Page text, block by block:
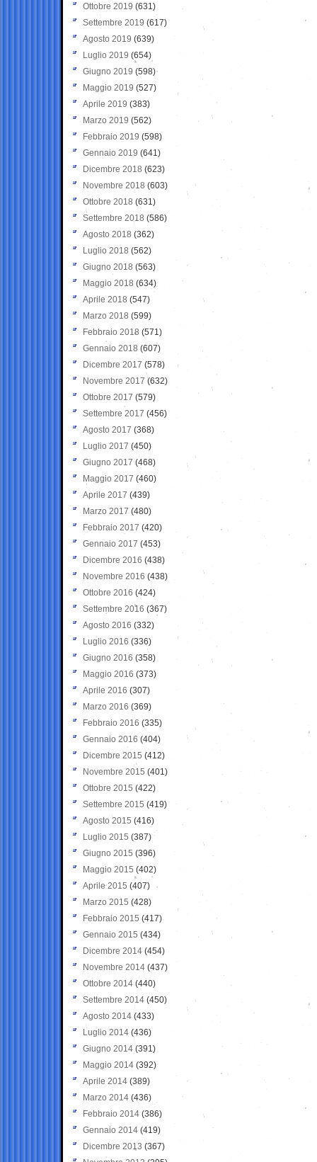
Ottobre 2019 (631)
Settembre 2019 (617)
Agosto 2019 (639)
Luglio 2019 (654)
Giugno 2019 (598)
Maggio 2019 (527)
Aprile 2019 (383)
Marzo 2019 (562)
Febbraio 2019 (598)
Gennaio 2019 (641)
Dicembre 2018 (623)
Novembre 2018 (603)
Ottobre 2018 (631)
Settembre 2018 (586)
Agosto 2018 (362)
Luglio 2018 (562)
Giugno 2018 (563)
Maggio 2018 (634)
Aprile 2018 (547)
Marzo 2018 (599)
Febbraio 2018 (571)
Gennaio 2018 (607)
Dicembre 2017 (578)
Novembre 2017 (632)
Ottobre 2017 (579)
Settembre 2017 (456)
Agosto 2017 (368)
Luglio 2017 (450)
Giugno 2017 (468)
Maggio 2017 (460)
Aprile 2017 (439)
Marzo 2017 (480)
Febbraio 2017 (420)
Gennaio 2017 (453)
Dicembre 2016 (438)
Novembre 2016 (438)
Ottobre 2016 (424)
Settembre 2016 (367)
Agosto 2016 (332)
Luglio 2016 (336)
Giugno 2016 (358)
Maggio 2016 (373)
Aprile 2016 (307)
Marzo 2016 (369)
Febbraio 2016 (335)
Gennaio 2016 (404)
Dicembre 2015 (412)
Novembre 2015 (401)
Ottobre 2015 (422)
Settembre 2015 (419)
Agosto 2015 (416)
Luglio 2015 (387)
Giugno 2015 (396)
Maggio 2015 (402)
Aprile 2015 (407)
Marzo 2015 (428)
Febbraio 2015 (417)
Gennaio 2015 (434)
Dicembre 2014 (454)
Novembre 2014 (437)
Ottobre 2014 (440)
Settembre 2014 (450)
Agosto 2014 (433)
Luglio 2014 (436)
Giugno 2014 (391)
Maggio 2014 (392)
Aprile 2014 (389)
Marzo 2014 (436)
Febbraio 2014 (386)
Gennaio 2014 (419)
Dicembre 2013 (367)